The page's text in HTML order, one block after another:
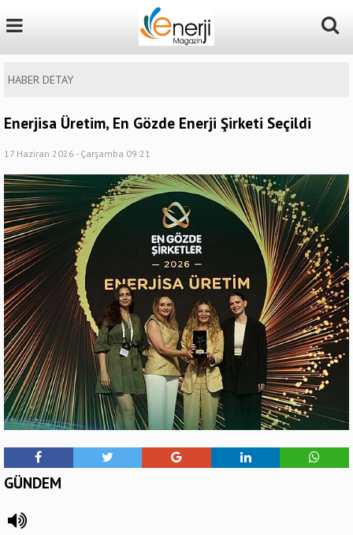
HABER DETAY
Enerjisa Üretim, En Gözde Enerji Şirketi Seçildi
17 Haziran 2026 - Çarşamba 09:21
GÜNDEM